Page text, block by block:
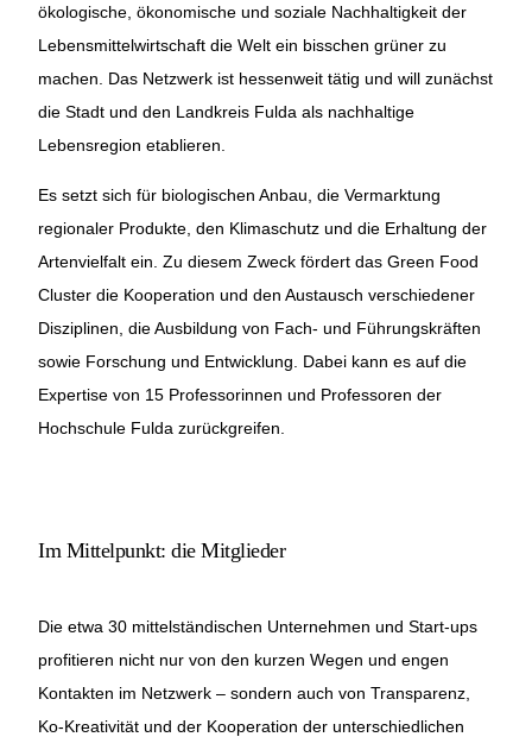
ökologische, ökonomische und soziale Nachhaltigkeit der
Lebensmittelwirtschaft die Welt ein bisschen grüner zu
machen. Das Netzwerk ist hessenweit tätig und will zunächst
die Stadt und den Landkreis Fulda als nachhaltige
Lebensregion etablieren.
Es setzt sich für biologischen Anbau, die Vermarktung
regionaler Produkte, den Klimaschutz und die Erhaltung der
Artenvielfalt ein. Zu diesem Zweck fördert das Green Food
Cluster die Kooperation und den Austausch verschiedener
Disziplinen, die Ausbildung von Fach- und Führungskräften
sowie Forschung und Entwicklung. Dabei kann es auf die
Expertise von 15 Professorinnen und Professoren der
Hochschule Fulda zurückgreifen.
Im Mittelpunkt: die Mitglieder
Die etwa 30 mittelständischen Unternehmen und Start-ups
profitieren nicht nur von den kurzen Wegen und engen
Kontakten im Netzwerk – sondern auch von Transparenz,
Ko-Kreativität und der Kooperation der unterschiedlichen